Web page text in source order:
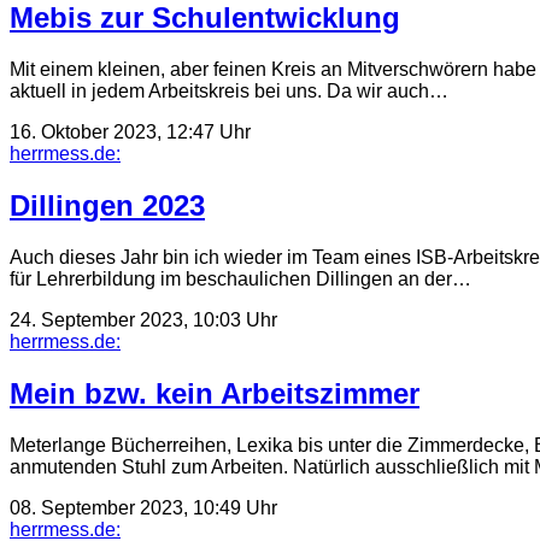
Mebis zur Schulentwicklung
Mit einem kleinen, aber feinen Kreis an Mitverschwörern
aktuell in jedem Arbeitskreis bei uns. Da wir auch…
16. Oktober 2023, 12:47 Uhr
herrmess.de:
Dillingen 2023
Auch dieses Jahr bin ich wieder im Team eines ISB-
für Lehrerbildung im beschaulichen Dillingen an der…
24. September 2023, 10:03 Uhr
herrmess.de:
Mein bzw. kein Arbeitszimmer
Meterlange Bücherreihen, Lexika bis unter die
anmutenden Stuhl zum Arbeiten. Natürlich ausschließlich
08. September 2023, 10:49 Uhr
herrmess.de: